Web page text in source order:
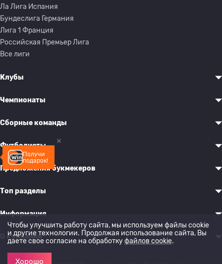
Получи
подарок!
Ла Лига Испания
Бундеслига Германия
Лига 1 Франция
Российская Премьер Лига
Все лиги
Клубы
Чемпионаты
Сборные команды
Футболисты
Предложения букмекеров
Топ разделы
Информация
О компании
Чтобы улучшить работу сайта, мы используем файлы cookie
и другие технологии. Продолжая использование сайта, Вы
даете свое согласие на обработкуфайлов cookie.
Хорошо